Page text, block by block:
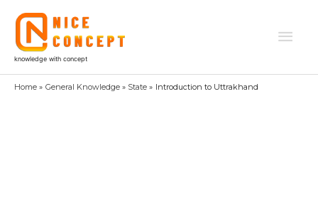
content
knowledge with concept
Home General Knowledge State Introduction to Uttrakhand